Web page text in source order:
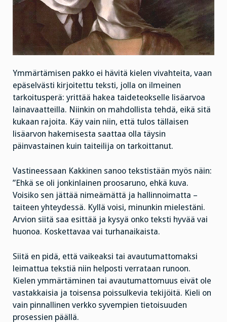
Ymmärtämisen pakko ei hävitä kielen vivahteita, vaan
epäselvästi kirjoitettu teksti, jolla on ilmeinen
tarkoitusperä: yrittää hakea taideteokselle lisäarvoa
lainavaatteilla. Niinkin on mahdollista tehdä, eikä sitä
kukaan rajoita. Käy vain niin, että tulos tällaisen
lisäarvon hakemisesta saattaa olla täysin
päinvastainen kuin taiteilija on tarkoittanut.
Vastineessaan Kakkinen sanoo tekstistään myös näin:
”Ehkä se oli jonkinlainen proosaruno, ehkä kuva.
Voisiko sen jättää nimeämättä ja hallinnoimatta –
taiteen yhteydessä. Kyllä voisi, minunkin mielestäni.
Arvion siitä saa esittää ja kysyä onko teksti hyvää vai
huonoa. Koskettavaa vai turhanaikaista.
Siitä en pidä, että vaikeaksi tai avautumattomaksi
leimattua tekstiä niin helposti verrataan runoon.
Kielen ymmärtäminen tai avautumattomuus eivät ole
vastakkaisia ja toisensa poissulkevia tekijöitä. Kieli on
vain pinnallinen verkko syvempien tietoisuuden
prosessien päällä.